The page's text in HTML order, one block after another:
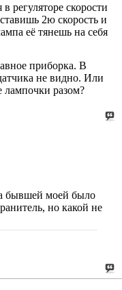
регуляторе скорости
2ю скорость и
её тянешь на себя
приборка. В
не видно. Или
лампочки разом?
бывшей моей было
но какой не